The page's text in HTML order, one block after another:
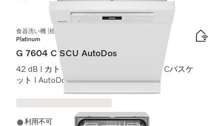
食器洗い機 (標準ドア装備タイプ)
Platinum
G 7604 C SCU AutoDos
42 dB I カトラリートレイ I ExtraComfort Cバスケ
ット I AutoDos I インテンシブ 75 °C
利用不可